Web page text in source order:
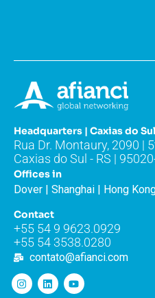
Headquarters | Caxias do Sul
Rua Dr. Montaury, 2090 |
Caxias do Sul - RS |
Offices in
Dover | Shanghai | Hong
Contact
+55 54 9 9623.0929
+55 54 3538.0280
contato@afianci.com